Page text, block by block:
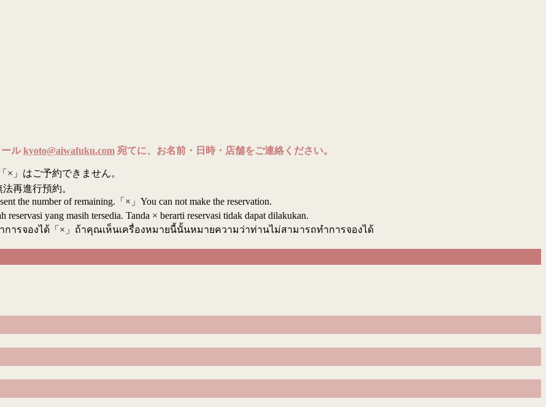
ルkyoto@aiwafuku.com 宛てに、お名前・日時・店舗をご連絡ください。
」はご予約できません。
再進行預約。
the number of remaining.「×」You can not make the reservation.
yang masih tersedia. Tanda × berarti reservasi tidak dapat dilakukan.
ารจองได้「×」ถ้าคุณเห็นเครื่องหมายนี้นั้นหมายความว่าท่านไม่สามารถทำการจองได้